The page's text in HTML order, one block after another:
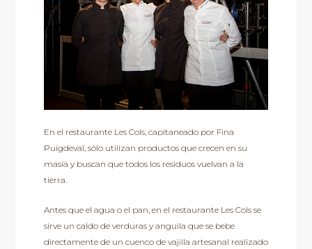
En el restaurante Les Cols, capitaneado por Fina
Puigdeval, sólo utilizan productos que crecen en su
masía y buscan que todos los residuos vuelvan a la
tierra.
Antes que el agua o el pan, en el restaurante Les Cols se
sirve un caldo de verduras y anguila que se bebe
directamente de un cuenco de vajilla artesanal realizado